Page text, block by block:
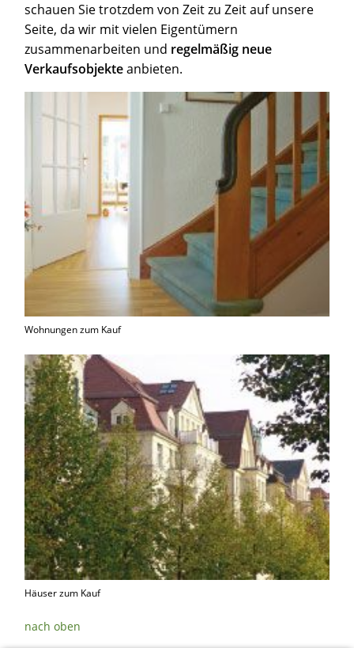
schauen Sie trotzdem von Zeit zu Zeit auf unsere
Seite, da wir mit vielen Eigentümern
zusammenarbeiten und regelmäßig neue
Verkaufsobjekteanbieten.
Wohnungen zum Kauf
Häuser zum Kauf
nach oben